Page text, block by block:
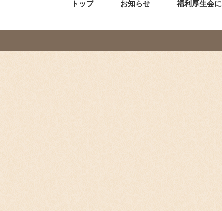
トップ お知らせ 福利厚生会